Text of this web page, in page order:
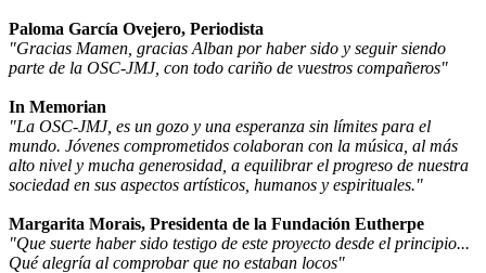
Paloma García Ovejero, Periodista
"Gracias Mamen, gracias Alban por haber sido y seguir siendo
parte de la OSC-JMJ, con todo cariño de vuestros compañeros"
In Memorian
"La OSC-JMJ, es un gozo y una esperanza sin límites para el
mundo. Jóvenes comprometidos colaboran con la música, al más
alto nivel y mucha generosidad, a equilibrar el progreso de nuestra
sociedad en sus aspectos artísticos, humanos y espirituales."
Margarita Morais, Presidenta de la Fundación Eutherpe
"Que suerte haber sido testigo de este proyecto desde el principio...
Qué alegría al comprobar que no estaban locos"